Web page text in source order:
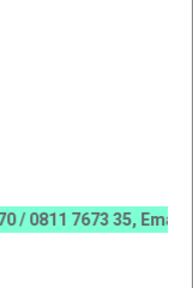
7673 35,